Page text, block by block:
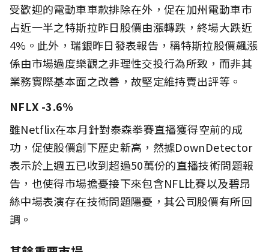
受歡迎的電動車車款排除在外，促在加州電動車市
占近一半之特斯拉昨日股價由漲轉跌，終場大跌近
4%。此外，瑞銀昨日發表報告，稱特斯拉股價飆漲
係由市場過度樂觀之非理性交投行為所致，而非其
業務實際基本面之改善，故堅定維持賣出評等。
NFLX -3.6%
雖Netflix在本月針對泰森拳賽直播獲得空前的成
功，促使股價創下歷史新高，然據DownDetector
表示於上週五已收到超過50萬份的直播技術問題報
告，也使得市場擔憂接下來包含NFL比賽以及碧昂
絲中場表演存在技術問題隱憂，其公司股價有所回
調。